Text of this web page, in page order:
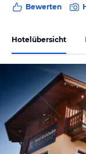
Bewerten
Hotelübersicht